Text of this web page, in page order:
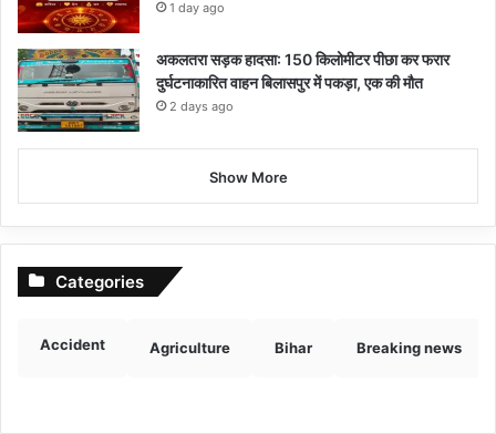
1 day ago
अकलतरा सड़क हादसा: 150 किलोमीटर पीछा कर फरार
दुर्घटनाकारित वाहन बिलासपुर में पकड़ा, एक की मौत
2 days ago
Show More
Categories
Accident Agriculture Bihar Breaking news